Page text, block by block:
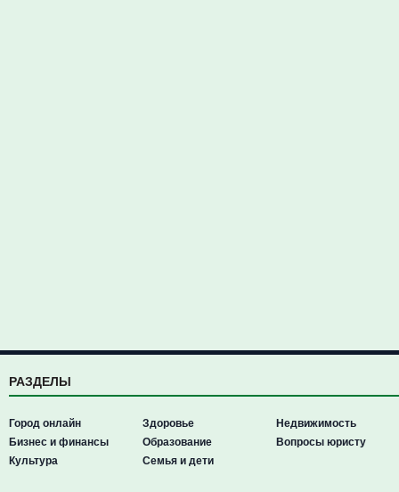
РАЗДЕЛЫ
Город онлайн
Бизнес и финансы
Культура
Здоровье
Образование
Семья и дети
Недвижимость
Вопросы юристу